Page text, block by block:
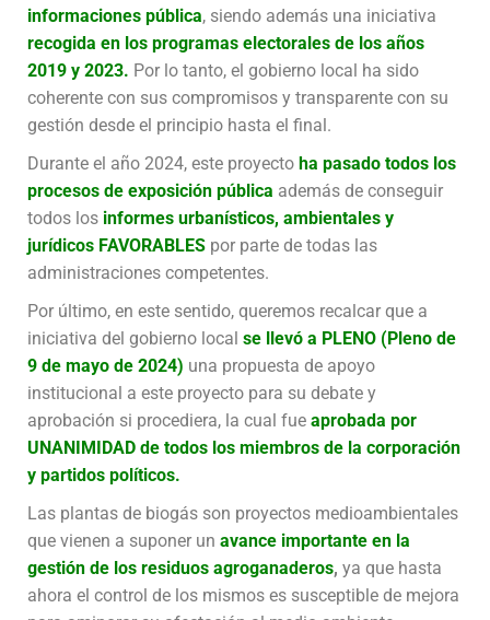
informaciones pública, siendo además una iniciativa
recogida en los programas electorales de los años
2019 y 2023. Por lo tanto, el gobierno local ha sido
coherente con sus compromisos y transparente con su
gestión desde el principio hasta el final.
Durante el año 2024, este proyecto ha pasado todos los
procesos de exposición pública además de conseguir
todos los informes urbanísticos, ambientales y
jurídicos FAVORABLES por parte de todas las
administraciones competentes.
Por último, en este sentido, queremos recalcar que a
iniciativa del gobierno local se llevó a PLENO (Pleno de
9 de mayo de 2024) una propuesta de apoyo
institucional a este proyecto para su debate y
aprobación si procediera, la cual fue aprobada por
UNANIMIDAD de todos los miembros de la corporación
y partidos políticos.
Las plantas de biogás son proyectos medioambientales
que vienen a suponer un avance importante en la
gestión de los residuos agroganaderos, ya que hasta
ahora el control de los mismos es susceptible de mejora